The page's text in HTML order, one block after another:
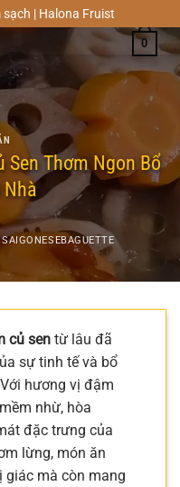
| Halona Fruist
0
Sen Thơm Ngon Bổ
SAIGONESEBAGUETTE
củ sen từ lâu đã
sự tinh tế và bổ
hương vị đậm
nhừ, hòa
đặc trưng của
lừng, món ăn
giác mà còn mang